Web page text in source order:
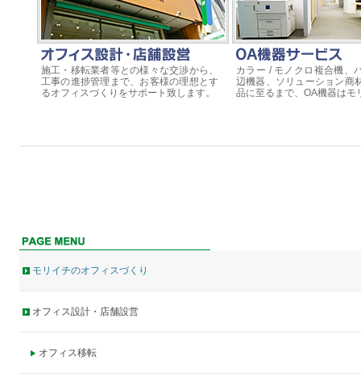
施工・移転業者等との様々な交渉から、
工事の進捗管理まで、お客様の理想とす
るオフィスづくりをサポート致します。
カラー / モノクロ複合機、
辺機器、ソリューション商
品に至るまで、OA機器はモ
モリイチのオフィスづくり
オフィス設計・店舗設営
オフィス移転